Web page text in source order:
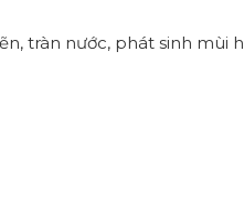
tràn nước, phát sinh mùi